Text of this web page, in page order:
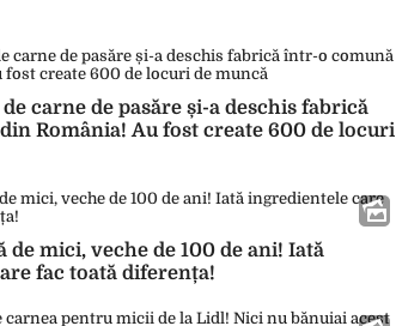
carne de pasăre și-a deschis fabrică
România! Au fost create 600 de locuri
de mici, veche de 100 de ani! Iată
fac toată diferența!